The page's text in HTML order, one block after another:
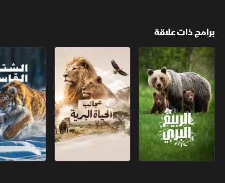
برامج ذات علاقة
الربيع البري عجائب الحياة البرية